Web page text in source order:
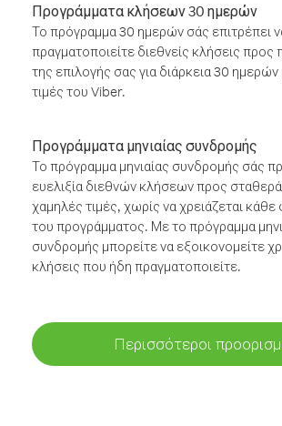
Προγράμματα κλήσεων 30 ημερών
Το πρόγραμμα 30 ημερών σάς επιτρέπει
πραγματοποιείτε διεθνείς κλήσεις προς
της επιλογής σας για διάρκεια 30 ημερών
τιμές του Viber.
Προγράμματα μηνιαίας συνδρομής
Το πρόγραμμα μηνιαίας συνδρομής σάς
ευελιξία διεθνών κλήσεων προς σταθερά
χαμηλές τιμές, χωρίς να χρειάζεται
του προγράμματος. Με το πρόγραμμα
συνδρομής μπορείτε να εξοικονομείτε
κλήσεις που ήδη πραγματοποιείτε.
Περισσότεροι